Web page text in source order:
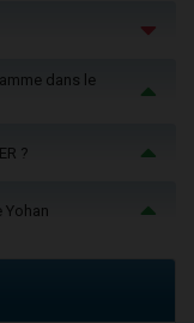
dans le
?
Yohan